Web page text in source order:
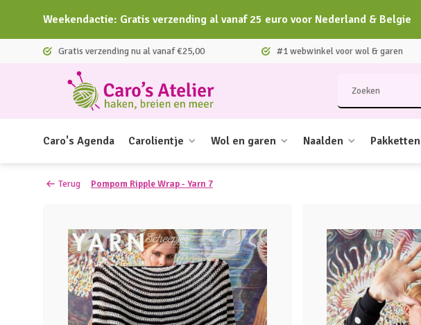
Weekendactie: Gratis verzending al vanaf 25 euro voor Nederland & Belgie
Gratis verzending nu al vanaf €25,00 #1 webwinkel voor wol & garen
Caro's Agenda Carolientje Wol en garen Naalden Pakketten
Terug Pompom Ripple Wrap - Yarn 7